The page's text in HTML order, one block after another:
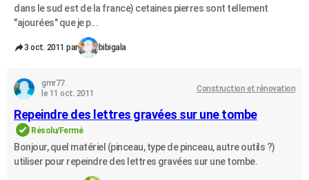
dans le sud est de la france) cetaines pierres sont tellement
"ajourées" que je p...
3 oct. 2011 par bibigala
gmr77
le 11 oct. 2011
Construction et rénovation
Repeindre des lettres gravées sur une tombe
Résolu/Fermé
Bonjour, quel matériel (pinceau, type de pinceau, autre outils ?)
utiliser pour repeindre des lettres gravées sur une tombe.